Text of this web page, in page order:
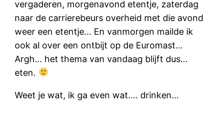
vergaderen, morgenavond etentje, zaterdag
naar de carrierebeurs overheid met die avond
weer een etentje… En vanmorgen mailde ik
ook al over een ontbijt op de Euromast…
Argh… het thema van vandaag blijft dus…
eten.
Weet je wat, ik ga even wat…. drinken…